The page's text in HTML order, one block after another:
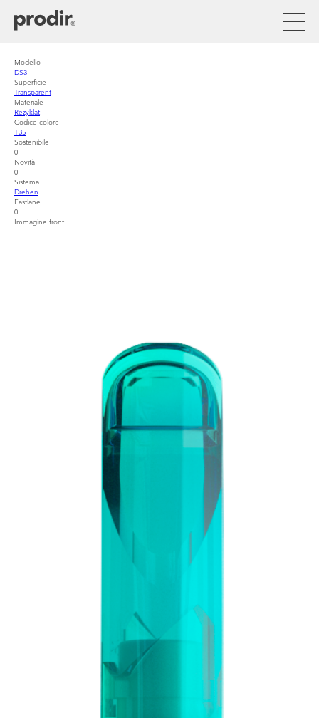
Inhalt
Modello
DS3
Superficie
Transparent
Materiale
Rezyklat
Codice colore
T35
Sostenibile
0
Novità
0
Sistema
Drehen
Fastlane
0
Immagine front